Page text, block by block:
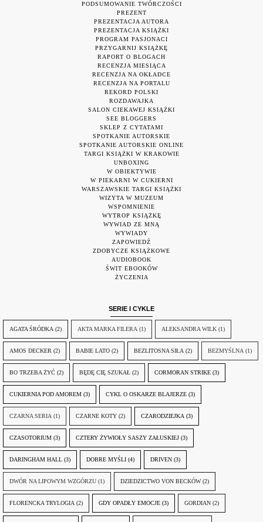
PODSUMOWANIE TWÓRCZOŚCI
PREZENT
PREZENTACJA AUTORA
PREZENTACJA KSIĄŻKI
PROGRAM PASJONACI
PRZYGARNIJ KSIĄŻKĘ
RAPORT O BLOGACH
RECENZJA MIESIĄCA
RECENZJA NA OKŁADCE
RECENZJA NA PORTALU
REKORD POLSKI
ROZDAWAJKA
SALON CIEKAWEJ KSIĄŻKI
SEE BLOGGERS
SKLEP Z CYTATAMI
SPOTKANIE AUTORSKIE
SPOTKANIE AUTORSKIE ONLINE
TARGI KSIĄŻKI W KRAKOWIE
UNBOXING
W OBIEKTYWIE
W PIEKARNI W CUKIERNI
WARSZAWSKIE TARGI KSIĄŻKI
WIZYTA W MUZEUM
WSPOMNIENIE
WYTROP KSIĄŻKĘ
WYWIAD ZE MNĄ
WYWIADY
ZAPOWIEDŹ
ZDOBYCZE KSIĄŻKOWE
AUDIOBOOK
ŚWIT EBOOKÓW
ŻYCZENIA
SERIE I CYKLE
AGATA ŚRÓDKA (2) AKTA MARKA FILERA (1) ALEKSANDRA WILK (1)
AMOS DECKER (2) BABIE LATO (2) BEZLITOSNA SIŁA (2) BEZMYŚLNA (1)
BO TRZEBA ŻYĆ (2) BĘDĘ CIĘ SZUKAŁ (2) CORMORAN STRIKE (3)
CUKIERNIA POD AMOREM (3) CYKL O OSKARZE BLAJERZE (3)
CZARNA SERIA (1) CZARNE KOTY (2) CZARODZIEJKA (3)
CZASOTORIUM (3) CZTERY ŻYWIOŁY SASZY ZAŁUSKIEJ (3)
DARINGHAM HALL (3) DOBRE MYŚLI (4) DRIVEN (3)
DWÓR NA LIPOWYM WZGÓRZU (1) DZIEDZICTWO VON BECKÓW (2)
FLORENCKA TRYLOGIA (2) GDY OPADŁY EMOCJE (3) GORDIAN (2)